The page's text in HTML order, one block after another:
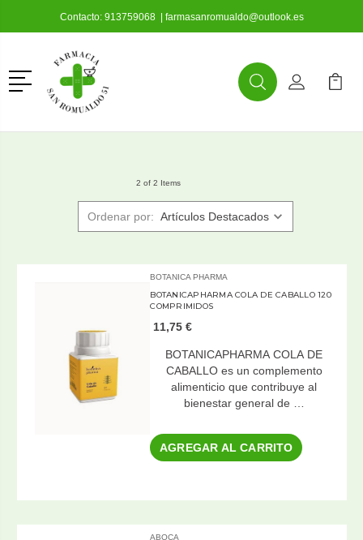
Contacto: 913759068| farmasanromualdo@outlook.es
Menú
BuscarMi Cuenta
Mi
2 of 2 Items
Ordenar por:
BOTANICA PHARMA
BOTANICAPHARMA COLA DE CABALLO 120
COMPRIMIDOS
11,75 €
BOTANICAPHARMA COLA DE
CABALLO es un complemento
alimenticio que contribuye al
bienestar general de …
AGREGAR AL CARRITO
ABOCA